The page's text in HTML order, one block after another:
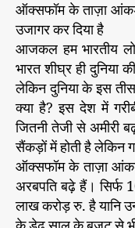
ऑक्सफॉम के ताज़ा
उजागर कर दिया है
आजकल हम भारतीय
भारत शीघ्र ही दुनिया
लेकिन दुनिया के इस
क्या है? इस देश में
जितनी तेजी से अमीरी
सैंकड़ों में होती है लेकिन
ऑक्सफॉम के ताज़ा
अरबपति बढ़े हैं। सिर्फ
लाख करोड़ रु. है यानि